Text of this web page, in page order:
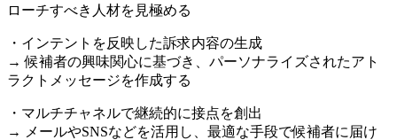
ローチすべき人材を見極める
・インテントを反映した訴求内容の生成
→ 候補者の興味関心に基づき、パーソナライズされたアト
ラクトメッセージを作成する
・マルチチャネルで継続的に接点を創出
→ メールやSNSなどを活用し、最適な手段で候補者に届け